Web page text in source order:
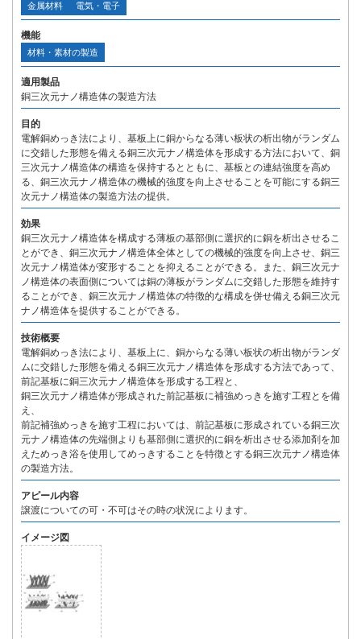
金属材料 電気・電子
機能
材料・素材の製造
適用製品
銅三次元ナノ構造体の製造方法
目的
電解銅めっき法により、基板上に銅からなる薄い板状の析出物がランダム
に交錯した形態を備える銅三次元ナノ構造体を形成する方法において、銅
三次元ナノ構造体の構造を保持するとともに、基板との連結強度を高め
る、銅三次元ナノ構造体の機械的強度を向上させることを可能にする銅三
次元ナノ構造体の製造方法の提供。
効果
銅三次元ナノ構造体を構成する薄板の基部側に選択的に銅を析出させるこ
とができ、銅三次元ナノ構造体全体としての機械的強度を向上させ、銅三
次元ナノ構造体が変形することを抑えることができる。また、銅三次元ナ
ノ構造体の表面側については銅の薄板がランダムに交錯した形態を維持す
ることができ、銅三次元ナノ構造体の特徴的な構成を併せ備える銅三次元
ナノ構造体を提供することができる。
技術概要
電解銅めっき法により、基板上に、銅からなる薄い板状の析出物がランダ
ムに交錯した形態を備える銅三次元ナノ構造体を形成する方法であって、
前記基板に銅三次元ナノ構造体を形成する工程と、
銅三次元ナノ構造体が形成された前記基板に補強めっきを施す工程とを備
え、
前記補強めっきを施す工程においては、前記基板に形成されている銅三次
元ナノ構造体の先端側よりも基部側に選択的に銅を析出させる添加剤を加
えためっき浴を使用してめっきすることを特徴とする銅三次元ナノ構造体
の製造方法。
アピール内容
譲渡についての可・不可はその時の状況によります。
イメージ図